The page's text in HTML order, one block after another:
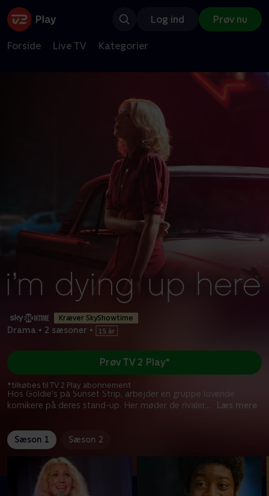
Log ind Prøv nu
Forside Live TV Kategorier
Kræver SkyShowtime
Drama • 2 sæsoner •
Hos Goldie's på Sunset Strip, arbejder en gruppe lovende
komikere på deres stand-up. Her møder de rivaler,
Læs mere
Prøv TV 2 Play*
*tilkøbes til TV 2 Play abonnement
Sæson 1 Sæson 2